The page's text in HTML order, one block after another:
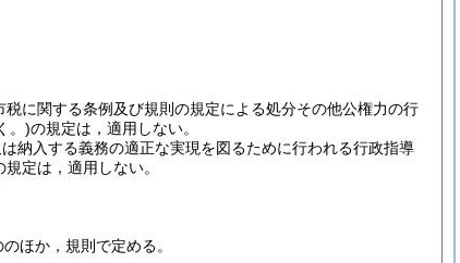
税に関する条例及び規則の規定による処分その他公権力の行
。)の規定は，適用しない。
納入する義務の適正な実現を図るために行われる行政指導
規定は，適用しない。
ほか，規則で定める。